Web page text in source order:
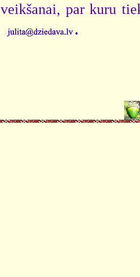
veikšanai, par kuru
.